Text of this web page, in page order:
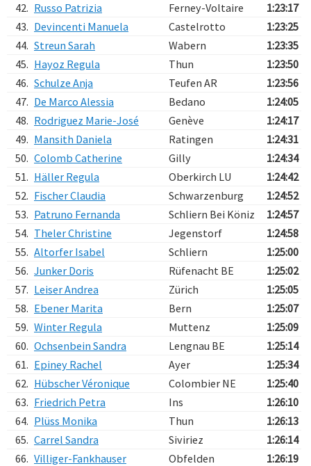
42. Russo Patrizia Ferney-Voltaire
1:23:17
43. Devincenti Manuela Castelrotto
1:23:25
44. Streun Sarah Wabern
1:23:35
45. Hayoz Regula Thun
1:23:50
46. Schulze Anja Teufen AR
1:23:56
47. De Marco Alessia Bedano
1:24:05
48. Rodriguez Marie-José Genève
1:24:17
49. Mansith Daniela Ratingen
1:24:31
50. Colomb Catherine Gilly
1:24:34
51. Häller Regula Oberkirch LU
1:24:42
52. Fischer Claudia Schwarzenburg
1:24:52
53. Patruno Fernanda Schliern Bei Köniz
1:24:57
54. Theler Christine Jegenstorf
1:24:58
55. Altorfer Isabel Schliern
1:25:00
56. Junker Doris Rüfenacht BE
1:25:02
57. Leiser Andrea Zürich
1:25:05
58. Ebener Marita Bern
1:25:07
59. Winter Regula Muttenz
1:25:09
60. Ochsenbein Sandra Lengnau BE
1:25:14
61. Epiney Rachel Ayer
1:25:34
62. Hübscher Véronique Colombier NE
1:25:40
63. Friedrich Petra Ins
1:26:10
64. Plüss Monika Thun
1:26:13
65. Carrel Sandra Siviriez
1:26:14
66. Villiger-Fankhauser
Obfelden 1:26:19